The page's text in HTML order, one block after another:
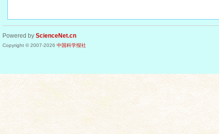
Powered by ScienceNet.cn
Copyright © 2007-2026 中国科学报社